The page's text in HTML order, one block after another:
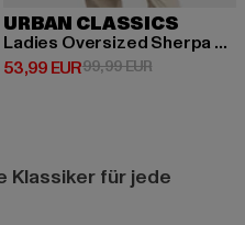
EUR
URBAN CLASSICS
Ladies Oversized Sherpa Quilted
53,99 EUR
Derzeitiger Preis: 53,99 EUR
99,99 EURAktionspreis:
Klassiker für jede